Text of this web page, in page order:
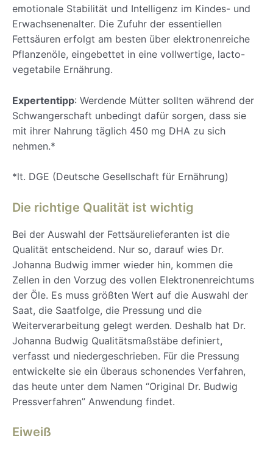
emotionale Stabilität und Intelligenz im Kindes- und
Erwachsenenalter. Die Zufuhr der essentiellen
Fettsäuren erfolgt am besten über elektronenreiche
Pflanzenöle, eingebettet in eine vollwertige, lacto-
vegetabile Ernährung.
Expertentipp: Werdende Mütter sollten während der
Schwangerschaft unbedingt dafür sorgen, dass sie
mit ihrer Nahrung täglich 450 mg DHA zu sich
nehmen.*
*lt. DGE (Deutsche Gesellschaft für Ernährung)
Die richtige Qualität ist wichtig
Bei der Auswahl der Fettsäurelieferanten ist die
Qualität entscheidend. Nur so, darauf wies Dr.
Johanna Budwig immer wieder hin, kommen die
Zellen in den Vorzug des vollen Elektronenreichtums
der Öle. Es muss größten Wert auf die Auswahl der
Saat, die Saatfolge, die Pressung und die
Weiterverarbeitung gelegt werden. Deshalb hat Dr.
Johanna Budwig Qualitätsmaßstäbe definiert,
verfasst und niedergeschrieben. Für die Pressung
entwickelte sie ein überaus schonendes Verfahren,
das heute unter dem Namen “Original Dr. Budwig
Pressverfahren” Anwendung findet.
Eiweiß